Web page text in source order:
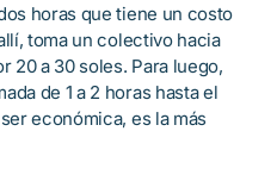
horas que tiene un costo
toma un colectivo hacia
20 a 30 soles. Para luego,
de 1 a 2 horas hasta el
económica, es la más